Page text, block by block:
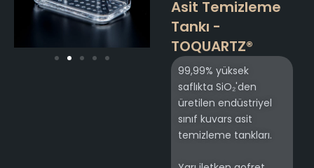
Asit Temizleme
Tankı -
TOQUARTZ®
99,99% yüksek
saflıkta SiO₂'den
üretilen endüstriyel
sınıf kuvars asit
temizleme tankları.